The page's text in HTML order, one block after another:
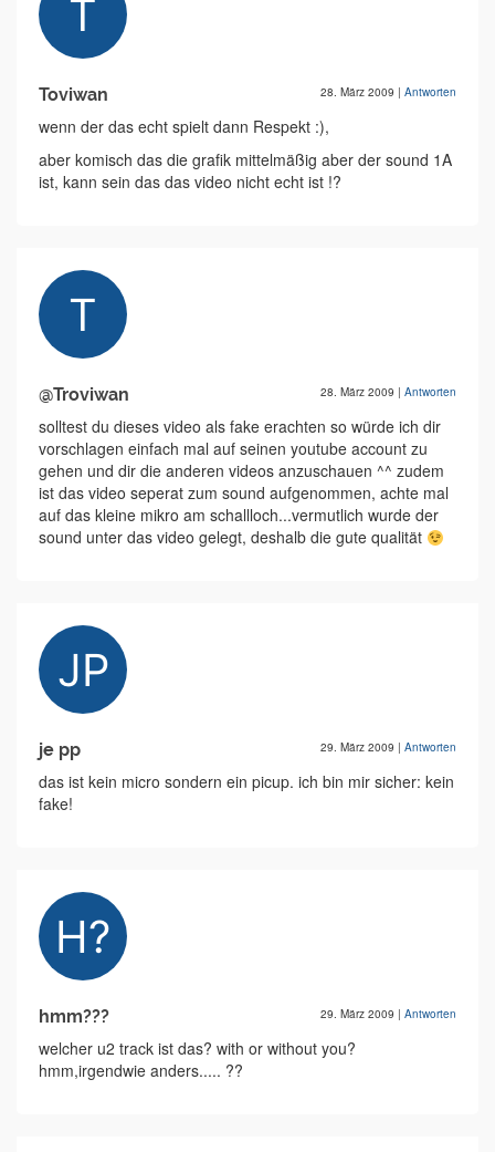
Toviwan 28. März 2009 | Antworten
wenn der das echt spielt dann Respekt :),
aber komisch das die grafik mittelmäßig aber der sound 1A
ist, kann sein das das video nicht echt ist !?
@Troviwan 28. März 2009 | Antworten
solltest du dieses video als fake erachten so würde ich dir
vorschlagen einfach mal auf seinen youtube account zu
gehen und dir die anderen videos anzuschauen ^^ zudem
ist das video seperat zum sound aufgenommen, achte mal
auf das kleine mikro am schallloch...vermutlich wurde der
sound unter das video gelegt, deshalb die gute qualität
je pp 29. März 2009 | Antworten
das ist kein micro sondern ein picup. ich bin mir sicher: kein
fake!
hmm??? 29. März 2009 | Antworten
welcher u2 track ist das? with or without you?
hmm,irgendwie anders..... ??